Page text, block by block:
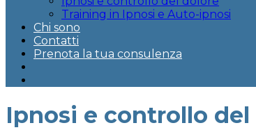
Training in Ipnosi e Auto-ipnosi
Chi sono
Contatti
Prenota la tua consulenza
Ipnosi e controllo del